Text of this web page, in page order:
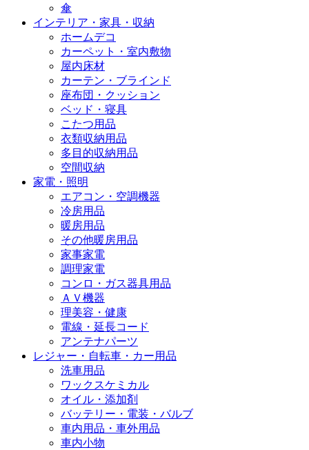
傘
インテリア・家具・収納
ホームデコ
カーペット・室内敷物
屋内床材
カーテン・ブラインド
座布団・クッション
ベッド・寝具
こたつ用品
衣類収納用品
多目的収納用品
空間収納
家電・照明
エアコン・空調機器
冷房用品
暖房用品
その他暖房用品
家事家電
調理家電
コンロ・ガス器具用品
ＡＶ機器
理美容・健康
電線・延長コード
アンテナパーツ
レジャー・自転車・カー用品
洗車用品
ワックスケミカル
オイル・添加剤
バッテリー・電装・バルブ
車内用品・車外用品
車内小物